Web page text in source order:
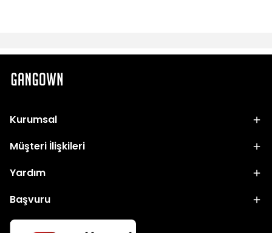
Kurumsal
Müşteri İlişkileri
Yardım
Başvuru